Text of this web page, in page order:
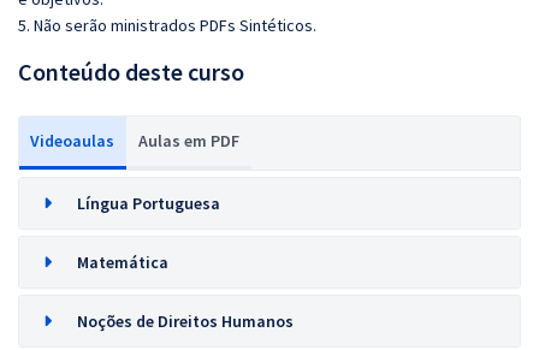
5. Não serão ministrados PDFs Sintéticos.
Conteúdo deste curso
Videoaulas Aulas em PDF
Língua Portuguesa
Matemática
Noções de Direitos Humanos